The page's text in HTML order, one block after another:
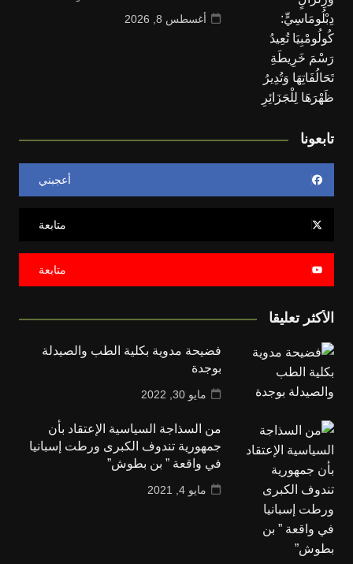
أغسطس 8, 2026
تابعونا
أعجبني
متابعة
متابعة
الأكثر تعليقا
فضيحة مدوية بكلية الطب والصيدلة
بوجدة
مايو 30, 2022
من السذاجة السياسية الإعتقاد بأن
جمهورية تندوف الكبرى ورطت إسبانيا
في واقعة ” بن بطوش”
مايو 4, 2021